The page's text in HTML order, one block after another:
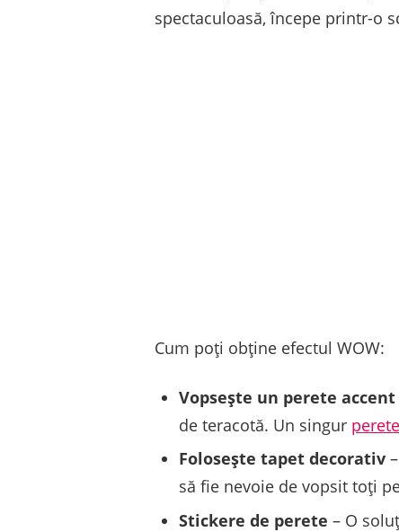
spectaculoasă, începe printr-o
Cum poți obține efectul WOW:
Vopsește un perete accent
de teracotă. Un singur perete
Folosește tapet decorativ
să fie nevoie de vopsit toți
Stickere de perete – O